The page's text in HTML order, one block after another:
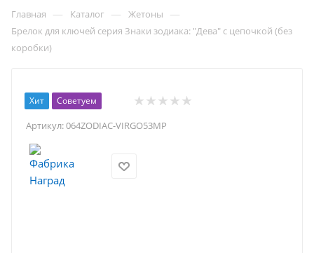
Главная — Каталог — Жетоны —
Брелок для ключей серия Знаки зодиака: "Дева" с цепочкой (без
коробки)
Хит Советуем
Артикул:064ZODIAC-VIRGO53MP